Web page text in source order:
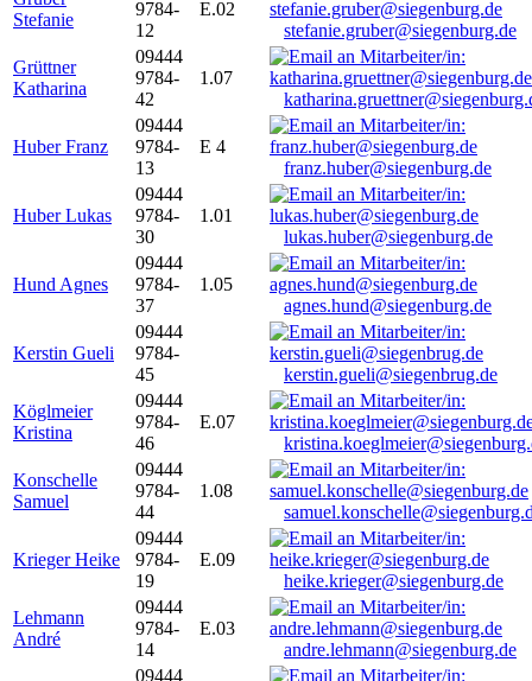
Stefanie
9784-
12
E.02
stefanie.gruber@siegenburg.de
Grüttner
Katharina
09444
9784-
42
1.07
Huber Franz
09444
9784-
13
E 4
franz.huber@siegenburg.de
Huber Lukas
09444
9784-
30
1.01
lukas.huber@siegenburg.de
Hund Agnes
09444
9784-
37
1.05
agnes.hund@siegenburg.de
Kerstin Gueli
09444
9784-
45
kerstin.gueli@siegenbrug.de
Köglmeier
Kristina
09444
9784-
46
E.07
Konschelle
Samuel
09444
9784-
44
1.08
Krieger Heike
09444
9784-
19
E.09
heike.krieger@siegenburg.de
Lehmann
André
09444
9784-
14
E.03
andre.lehmann@siegenburg.de
09444